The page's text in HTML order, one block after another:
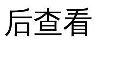
后查看